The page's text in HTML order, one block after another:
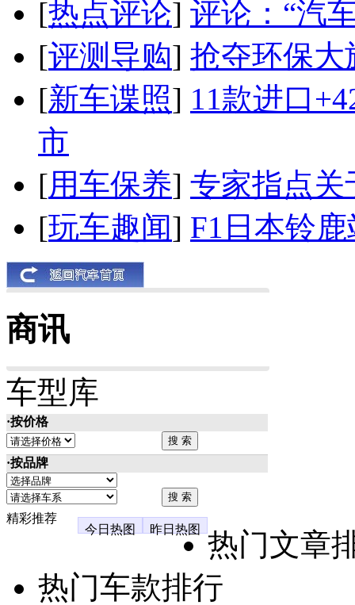
[热点评论] 评论：“汽
[评测导购] 抢夺环保大
[新车谍照] 11款进口
市
[用车保养] 专家指点关
[玩车趣闻] F1日本铃
商讯
车型库
·按价格
·按品牌
精彩推荐
今日热图
昨日热图
热门文章
热门车款排行